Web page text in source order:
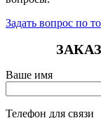
Задать вопрос по
Ваше имя
Телефон для связи